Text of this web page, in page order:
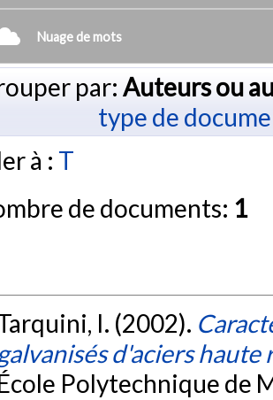
Nuage de mots
par: Auteurs ou
type de
à : T
de documents: 1
I. (2002).
d'aciers haute
Polytechnique de